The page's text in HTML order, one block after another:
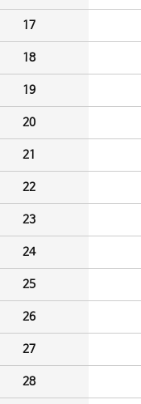
17
18
19
20
21
22
23
24
25
26
27
28